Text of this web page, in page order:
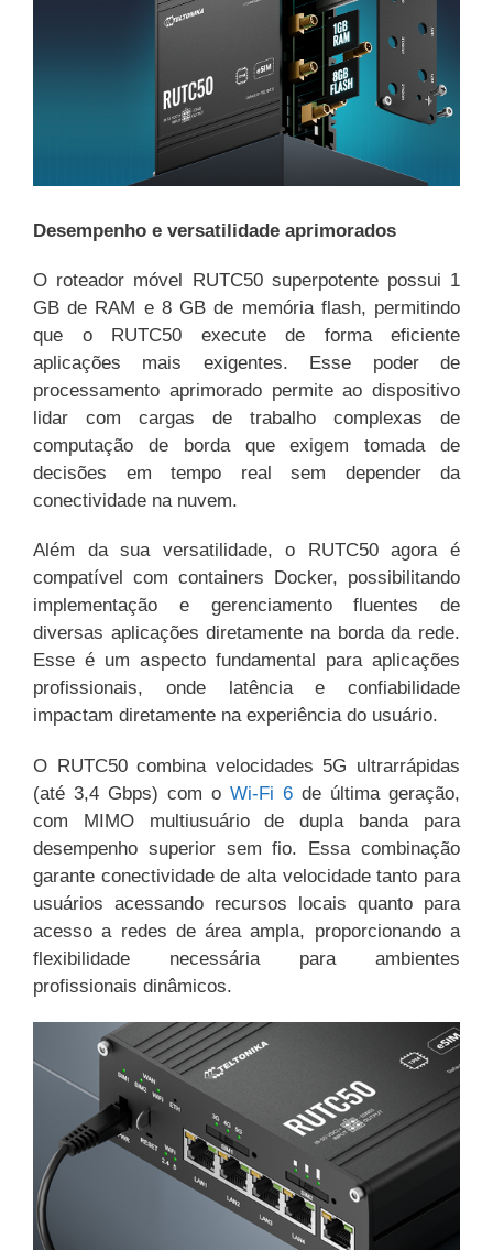
Desempenho e versatilidade aprimorados
O roteador móvel RUTC50 superpotente possui 1
GB de RAM e 8 GB de memória flash, permitindo
que o RUTC50 execute de forma eficiente
aplicações mais exigentes. Esse poder de
processamento aprimorado permite ao dispositivo
lidar com cargas de trabalho complexas de
computação de borda que exigem tomada de
decisões em tempo real sem depender da
conectividade na nuvem.
Além da sua versatilidade, o RUTC50 agora é
compatível com containers Docker, possibilitando
implementação e gerenciamento fluentes de
diversas aplicações diretamente na borda da rede.
Esse é um aspecto fundamental para aplicações
profissionais, onde latência e confiabilidade
impactam diretamente na experiência do usuário.
O RUTC50 combina velocidades 5G ultrarrápidas
(até 3,4 Gbps) com o Wi-Fi 6 de última geração,
com MIMO multiusuário de dupla banda para
desempenho superior sem fio. Essa combinação
garante conectividade de alta velocidade tanto para
usuários acessando recursos locais quanto para
acesso a redes de área ampla, proporcionando a
flexibilidade necessária para ambientes
profissionais dinâmicos.